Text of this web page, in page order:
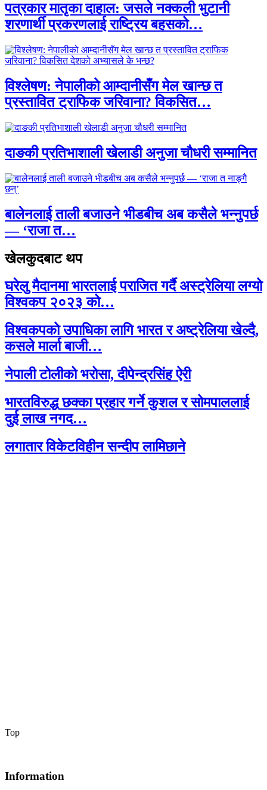
पत्रकार मातृका दाहाल: जसले नक्कली भुटानी
शरणार्थी प्रकरणलाई राष्ट्रिय बहसको…
विश्लेषण: नेपालीको आम्दानीसँग मेल खान्छ त
प्रस्तावित ट्राफिक जरिवाना? विकसित…
दाङकी प्रतिभाशाली खेलाडी अनुजा चौधरी सम्मानित
बालेनलाई ताली बजाउने भीडबीच अब कसैले भन्नुपर्छ
— ‘राजा त…
खेलकुदबाट थप
घरेलु मैदानमा भारतलाई पराजित गर्दै अस्ट्रेलिया लग्यो
विश्वकप २०२३ को…
विश्वकपको उपाधिका लागि भारत र अष्ट्रेलिया खेल्दै,
कसले मार्ला बाजी…
नेपाली टोलीको भरोसा, दीपेन्द्रसिंह ऐरी
भारतविरुद्ध छक्का प्रहार गर्ने कुशल र सोमपाललाई
दुई लाख नगद…
लगातार विकेटविहीन सन्दीप लामिछाने
Top
Information